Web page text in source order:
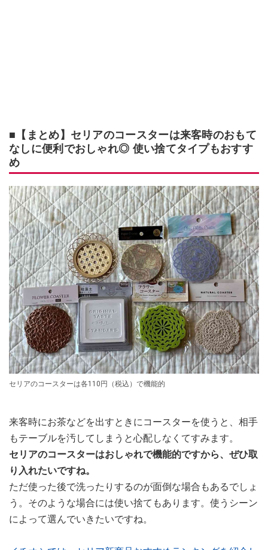
■【まとめ】セリアのコースターは来客時のおもて
なしに便利でおしゃれ◎ 使い捨てタイプもおすす
め
セリアのコースターは各110円（税込）で機能的
来客時にお茶などを出すときにコースターを使うと、相手
もテーブルを汚してしまうと心配しなくてすみます。
セリアのコースターはおしゃれで機能的ですから、ぜひ取
り入れたいですね。
ただ使った後で洗ったりするのが面倒な場合もあるでしょ
う。そのような場合には使い捨てもあります。使うシーン
によって選んでいきたいですね。